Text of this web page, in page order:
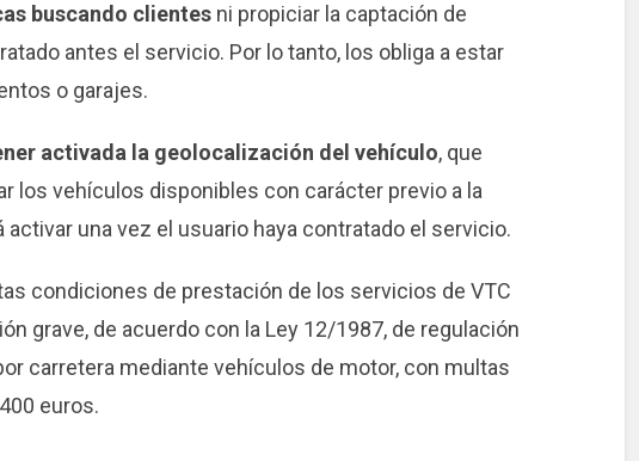
buscando clientesni propiciar la captación de
antes el servicio. Por lo tanto, los obliga a estar
o garajes.
activada la geolocalización del vehículo, que
los vehículos disponibles con carácter previo a la
una vez el usuario haya contratado el servicio.
condiciones de prestación de los servicios de VTC
grave, de acuerdo con la Ley 12/1987, de regulación
carretera mediante vehículos de motor, con multas
euros.